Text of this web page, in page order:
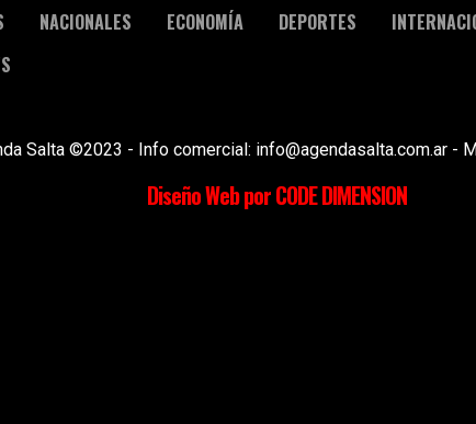
NACIONALES ECONOMÍA DEPORTES
Salta ©2023 - Info comercial: info@agendasalta.com.ar -
Diseño Web por CODE DIMENSION